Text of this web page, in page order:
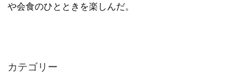
や会食のひとときを楽しんだ。
カテゴリー